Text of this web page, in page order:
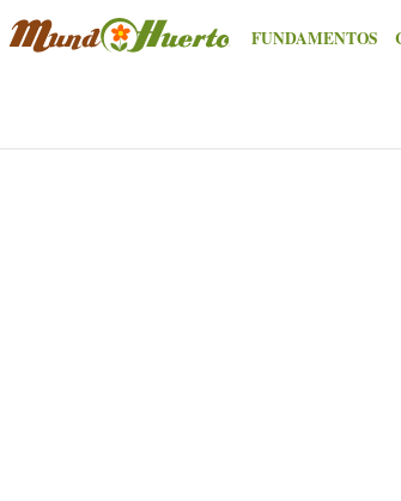
FUNDAMENTOS